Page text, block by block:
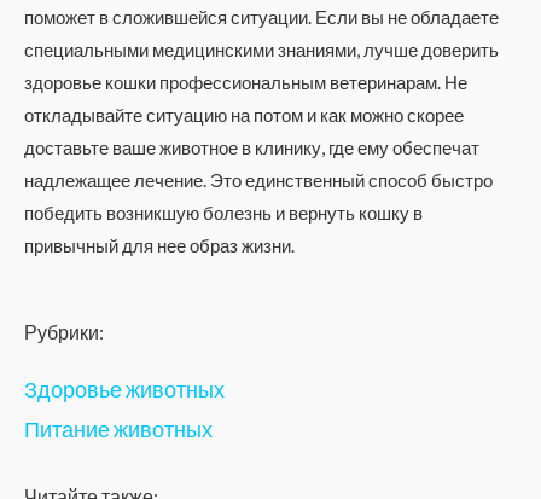
поможет в сложившейся ситуации. Если вы не обладаете
специальными медицинскими знаниями, лучше доверить
здоровье кошки профессиональным ветеринарам. Не
откладывайте ситуацию на потом и как можно скорее
доставьте ваше животное в клинику, где ему обеспечат
надлежащее лечение. Это единственный способ быстро
победить возникшую болезнь и вернуть кошку в
привычный для нее образ жизни.
Рубрики:
Здоровье животных
Питание животных